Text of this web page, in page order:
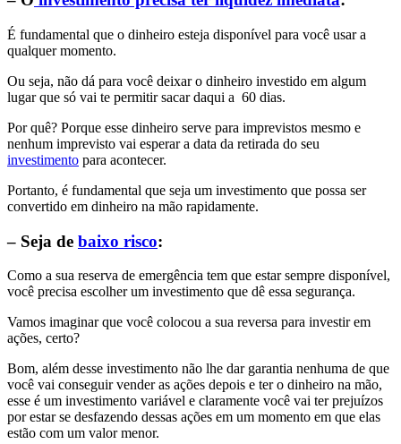
É fundamental que o dinheiro esteja disponível para você usar a
qualquer momento.
Ou seja, não dá para você deixar o dinheiro investido em algum
lugar que só vai te permitir sacar daqui a 60 dias.
Por quê? Porque esse dinheiro serve para imprevistos mesmo e
nenhum imprevisto vai esperar a data da retirada do seu
investimento para acontecer.
Portanto, é fundamental que seja um investimento que possa ser
convertido em dinheiro na mão rapidamente.
– Seja de baixo risco:
Como a sua reserva de emergência tem que estar sempre disponível,
você precisa escolher um investimento que dê essa segurança.
Vamos imaginar que você colocou a sua reversa para investir em
ações, certo?
Bom, além desse investimento não lhe dar garantia nenhuma de que
você vai conseguir vender as ações depois e ter o dinheiro na mão,
esse é um investimento variável e claramente você vai ter prejuízos
por estar se desfazendo dessas ações em um momento em que elas
estão com um valor menor.